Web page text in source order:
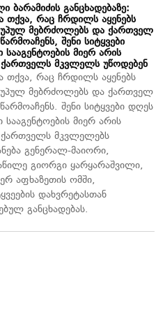
ბარამიძის განცხადებაზე:
თქვა, რაც ჩრდილს აყენებს
მებრძოლებს და ქართველ
შენი სიტყვები
მიერ არის
მკვლელს უწოდებენ
თქვა, რაც ჩრდილს აყენებს
მებრძოლებს და ქართველ
შენი სიტყვები დღეს
მიერ არის
მკვლელებს
გენერალ-მაიორი,
გიორგი ყარყარაშვილი,
აფხაზეთის ომში,
დახვრეტასთან
განცხადებას.